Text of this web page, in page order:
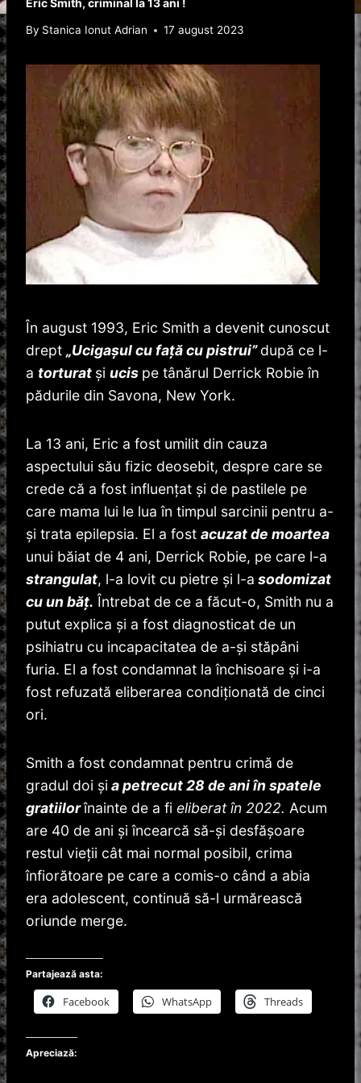
By Stanica Ionut Adrian 17 august 2023
În august 1993, Eric Smith a devenit cunoscut
drept „Ucigașul cu față cu pistrui”după ce l-
a torturat și ucis pe tânărul Derrick Robie în
pădurile din Savona, New York.
La 13 ani, Eric a fost umilit din cauza
aspectului său fizic deosebit, despre care se
crede că a fost influenţat şi de pastilele pe
care mama lui le lua în timpul sarcinii pentru a-
şi trata epilepsia. El a fost acuzatde moartea
unui băiat de 4 ani, Derrick Robie, pe care l-a
strangulat, l-a lovit cu pietre şi l-a sodomizat
cu un băţ. Întrebat de ce a făcut-o, Smith nu a
putut explica şi a fost diagnosticat de un
psihiatru cu incapacitatea de a-şi stăpâni
furia. El a fost condamnat la închisoare şi i-a
fost refuzată eliberarea condiţionată de cinci
ori.
Smith a fost condamnat pentru crimă de
gradul doi și a petrecut 28 de ani în spatele
gratiilorînainte de a fi eliberat în 2022. Acum
are 40 de ani și încearcă să-și desfășoare
restul vieții cât mai normal posibil, crima
înfiorătoare pe care a comis-o când a abia
era adolescent, continuă să-l urmărească
oriunde merge.
Partajează asta:
Facebook WhatsApp Threads
Apreciază: